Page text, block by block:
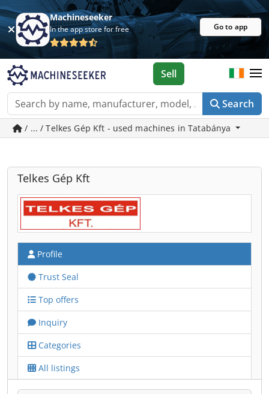
Machineseeker
In the app store for free Go to app
Search
Sell
/ ... / Telkes Gép Kft - used machines in Tatabánya
Telkes Gép Kft
Profile
Trust Seal
Top offers
Inquiry
Categories
All listings